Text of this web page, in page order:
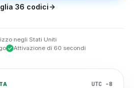
36 codici
negli Stati Uniti
Attivazione di 60 secondi
UTC −8